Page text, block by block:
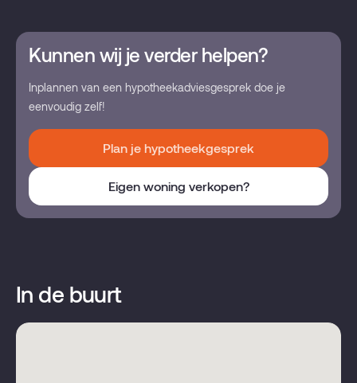
Kunnen wij je verder helpen?
Inplannen van een hypotheekadviesgesprek doe je
eenvoudig zelf!
Plan je hypotheekgesprek
Eigen woning verkopen?
In de buurt